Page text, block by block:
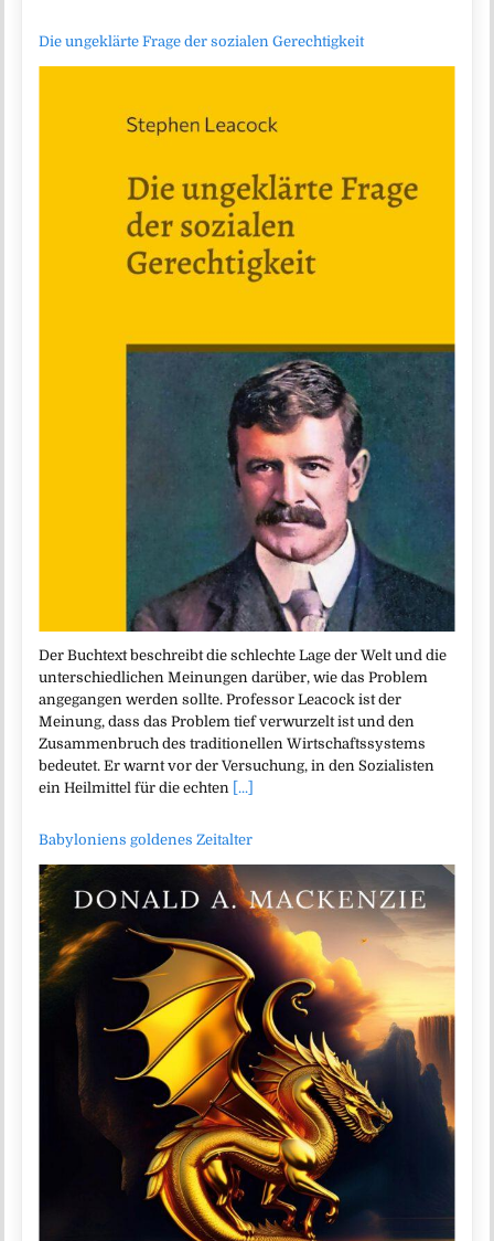
Die ungeklärte Frage der sozialen Gerechtigkeit
Der Buchtext beschreibt die schlechte Lage der Welt und die
unterschiedlichen Meinungen darüber, wie das Problem
angegangen werden sollte. Professor Leacock ist der
Meinung, dass das Problem tief verwurzelt ist und den
Zusammenbruch des traditionellen Wirtschaftssystems
bedeutet. Er warnt vor der Versuchung, in den Sozialisten
ein Heilmittel für die echten [...]
Babyloniens goldenes Zeitalter